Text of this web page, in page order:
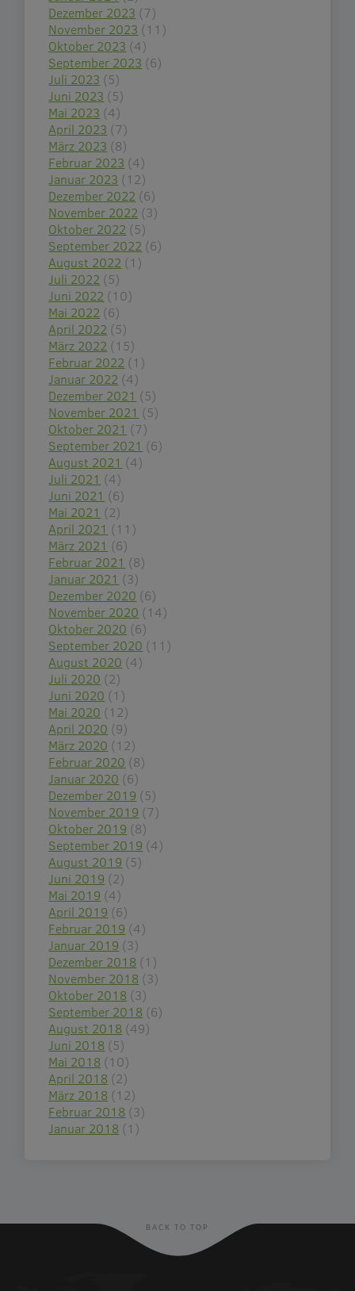
Dezember 2023 (7)
November 2023 (11)
Oktober 2023 (4)
September 2023 (6)
Juli 2023 (5)
Juni 2023 (5)
Mai 2023 (4)
April 2023 (7)
März 2023 (8)
Februar 2023 (4)
Januar 2023 (12)
Dezember 2022 (6)
November 2022 (3)
Oktober 2022 (5)
September 2022 (6)
August 2022 (1)
Juli 2022 (5)
Juni 2022 (10)
Mai 2022 (6)
April 2022 (5)
März 2022 (15)
Februar 2022 (1)
Januar 2022 (4)
Dezember 2021 (5)
November 2021 (5)
Oktober 2021 (7)
September 2021 (6)
August 2021 (4)
Juli 2021 (4)
Juni 2021 (6)
Mai 2021 (2)
April 2021 (11)
März 2021 (6)
Februar 2021 (8)
Januar 2021 (3)
Dezember 2020 (6)
November 2020 (14)
Oktober 2020 (6)
September 2020 (11)
August 2020 (4)
Juli 2020 (2)
Juni 2020 (1)
Mai 2020 (12)
April 2020 (9)
März 2020 (12)
Februar 2020 (8)
Januar 2020 (6)
Dezember 2019 (5)
November 2019 (7)
Oktober 2019 (8)
September 2019 (4)
August 2019 (5)
Juni 2019 (2)
Mai 2019 (4)
April 2019 (6)
Februar 2019 (4)
Januar 2019 (3)
Dezember 2018 (1)
November 2018 (3)
Oktober 2018 (3)
September 2018 (6)
August 2018 (49)
Juni 2018 (5)
Mai 2018 (10)
April 2018 (2)
März 2018 (12)
Februar 2018 (3)
Januar 2018 (1)
BACK TO TOP